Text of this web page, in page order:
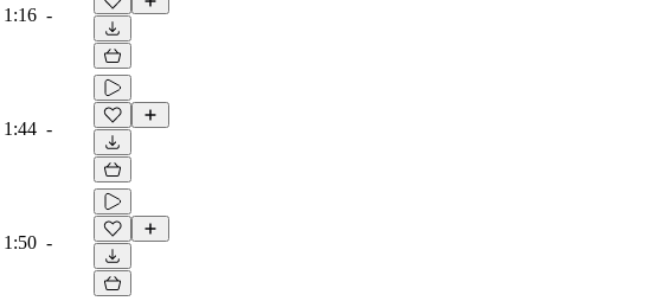
1:16 -
1:44 -
1:50 -